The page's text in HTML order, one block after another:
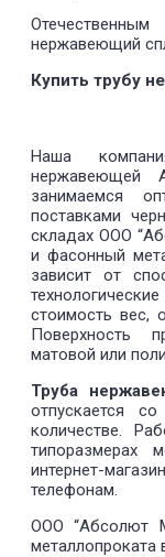
нержавеющий
Купить трубу
Наша
нержавеющей
занимаемся
поставками
складах ООО
и фасонный
зависит от
стоимость вес,
Поверхность
матовой или
Труба
отпускается
количестве.
типоразмерах
интернет-
телефонам.
ООО “Абсолют
металлопроката